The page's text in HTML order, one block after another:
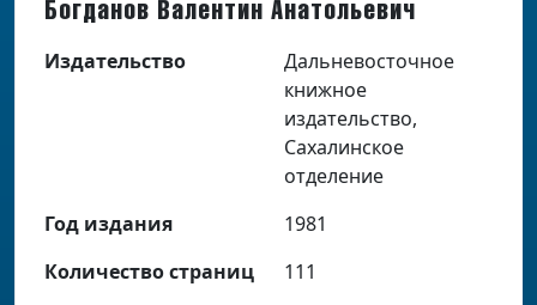
Богданов Валентин Анатольевич
Издательство
Дальневосточное
книжное
издательство,
Сахалинское
отделение
Год издания
1981
Количество страниц
111